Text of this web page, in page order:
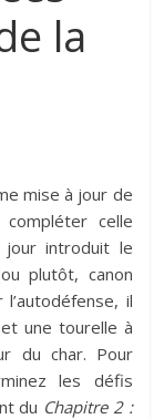
la
mise à jour de
celle
introduit le
plutôt, canon
l’autodéfense, il
une tourelle à
du char. Pour
les défis
du Chapitre 2 :